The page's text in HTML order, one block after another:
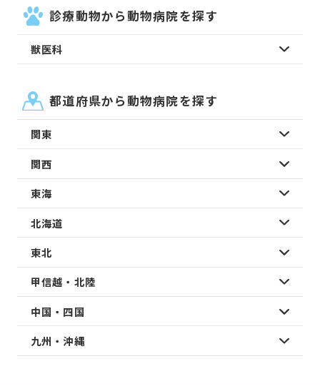
診療動物から動物病院を探す
獣医科
都道府県から動物病院を探す
関東
関西
東海
北海道
東北
甲信越・北陸
中国・四国
九州・沖縄